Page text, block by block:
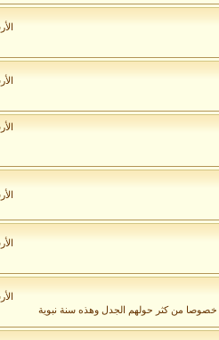
خصوصا من كثر حولهم الجدل وهذه سنة نبوية